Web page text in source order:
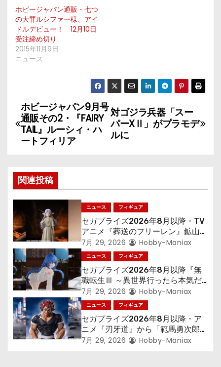
ホビージャパン通販・七つ
の大罪ルシファー様、アイ
ドルデビュー！ 12月10日
受注締め切り
2015年11月9日
ニュース
投
稿
ビ
ゲ
ー
シ
ョ
ン
対ゴジラ兵器「スー
パーXⅡ」がプラモデ
ルに
ホビージャパン9月号
通販その2・『FAIRY
TAIL』ルーシィ・ハ
ートフィリア
関連投稿
ニュース フィギュア
セガプライズ2026年8月以降・TV
アニメ『葬送のフリーレン』鉱山で
300年働くことになっっちゃった
「フリーレン」を立体化！
7月 29, 2026 Hobby-Maniax
ニュース フィギュア
セガプライズ2026年8月以降『無
職転生Ⅲ ～異世界行ったら本気だ
す～』から「ロキシー」のフィギュ
アが登場！
7月 29, 2026 Hobby-Maniax
ニュース フィギュア
セガプライズ2026年8月以降・ア
ニメ『刃牙道』から「範馬勇次郎」
が登場ッッ!!
7月 29, 2026 Hobby-Maniax